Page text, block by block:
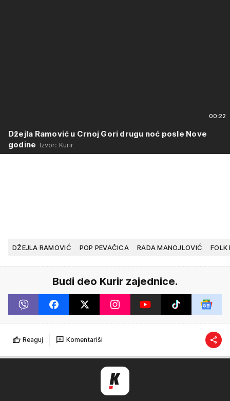
00:22
Džejla Ramović u Crnoj Gori drugu noć posle Nove
godine Izvor: Kurir
DŽEJLA RAMOVIĆ POP PEVAČICA RADA MANOJLOVIĆ FOLK
Budi deo Kurir zajednice.
Reaguj Komentariši